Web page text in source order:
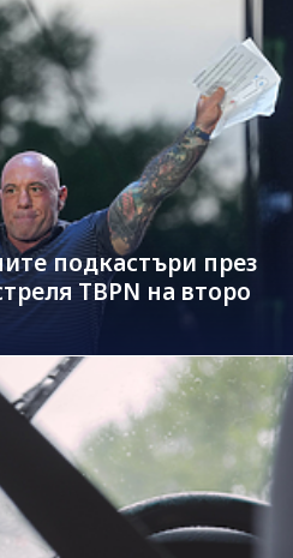
подкастъри през
TBPN на второ